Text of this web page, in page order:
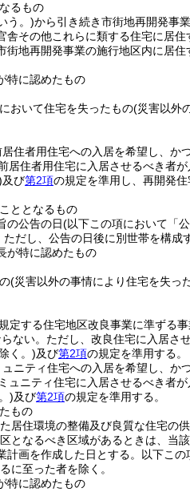
るもの
う。)から引き続き市街地再開発事
その他これらに類する住宅に居住
地再開発事業の施行地区内に居
特に認めたもの
おいて住宅を失ったもの(災害以外
住者用住宅への入居を希望し、か
居住者用住宅に入居させるべき者
及び第2項の規定を準用し、再開発
ととなるもの
の公告の日(以下この項において「
ただし、公告の日後に別世帯を構成
が特に認めたもの
(災害以外の事情により住宅を失っ
定する住宅地区改良事業に準ずる
ない。 ただし、改良住宅に入居さ
く。)及び第2項の規定を準用する。
ニティ住宅への入居を希望し、か
ュニティ住宅に入居させるべき者
)及び第2項の規定を準用する。
もの
居住環境の整備及び良質な住宅の
となるべき区域があるときは、当
画を作成した日とする。以下こ
に至った者を除く。
特に認めたもの